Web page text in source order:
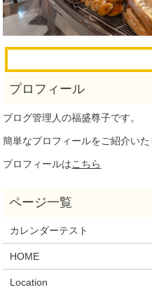
ブログ管理人の福盛尊子です。
簡単なプロフィールをご紹介いた
プロフィールはこちら
カレンダーテスト
HOME
Location